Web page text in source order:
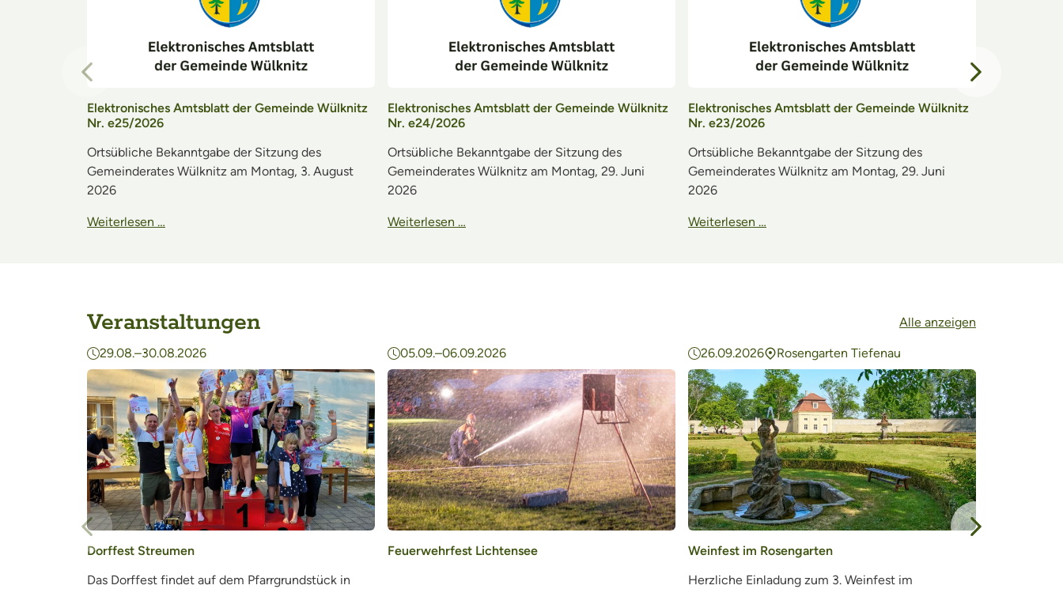
Elektronisches Amtsblatt der Gemeinde Wülknitz
Nr. e25/2026
Ortsübliche Bekanntgabe der Sitzung des
Gemeinderates Wülknitz am Montag, 3. August
2026
Weiterlesen …
Elektronisches Amtsblatt der Gemeinde Wülknitz
Nr. e24/2026
Ortsübliche Bekanntgabe der Sitzung des
Gemeinderates Wülknitz am Montag, 29. Juni
2026
Weiterlesen …
Elektronisches Amtsblatt der Gemeinde Wülknitz
Nr. e23/2026
Ortsübliche Bekanntgabe der Sitzung des
Gemeinderates Wülknitz am Montag, 29. Juni
2026
Weiterlesen …
Vorheriger Eintrag Nächster
Veranstaltungen Alle anzeigen
29.08.–30.08.2026
Dorffest Streumen
Das Dorffest findet auf dem Pfarrgrundstück in
05.09.–06.09.2026
Feuerwehrfest Lichtensee
26.09.2026 Rosengarten Tiefenau
Weinfest im Rosengarten
Herzliche Einladung zum 3. Weinfest im
Vorheriger Eintrag Nächster